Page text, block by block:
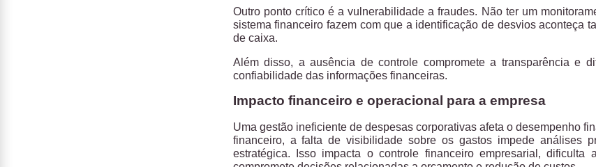
Outro ponto crítico é a vulnerabilidade a fraudes. Não ter um
sistema financeiro fazem com que a identificação de desvios aconteça
de caixa.
Além disso, a ausência de controle compromete a transparência e
confiabilidade das informações financeiras.
Impacto financeiro e operacional para a empresa
Uma gestão ineficiente de despesas corporativas afeta o desempenho
financeiro, a falta de visibilidade sobre os gastos impede análises
estratégica. Isso impacta o controle financeiro empresarial,